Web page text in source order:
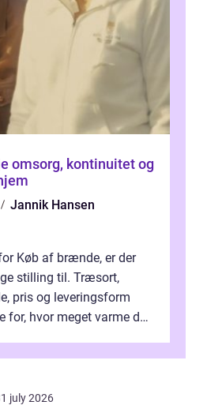
Jannik Hansen
Køb af brænde, er der
stilling til. Træsort,
pris og leveringsform
for, hvor meget varme du
july 2026